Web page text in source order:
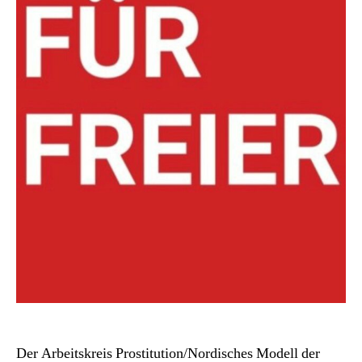
Der Arbeitskreis Prostitution/Nordisches Modell der